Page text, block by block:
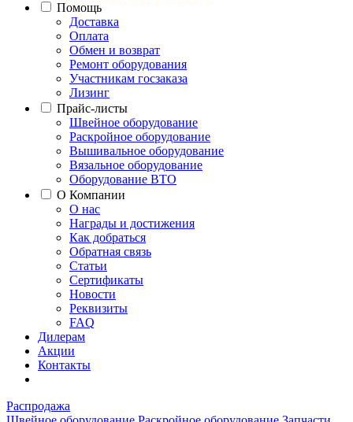
Помощь
Доставка
Оплата
Обмен и возврат
Ремонт оборудования
Участникам госзаказа
Лизинг
Прайс-листы
Швейное оборудование
Раскройное оборудование
Вышивальное оборудование
Вязальное оборудование
Оборудование ВТО
О Компании
О нас
Награды и достижения
Как добраться
Обратная связь
Статьи
Сертификаты
Новости
Реквизиты
FAQ
Дилерам
Акции
Контакты
Распродажа